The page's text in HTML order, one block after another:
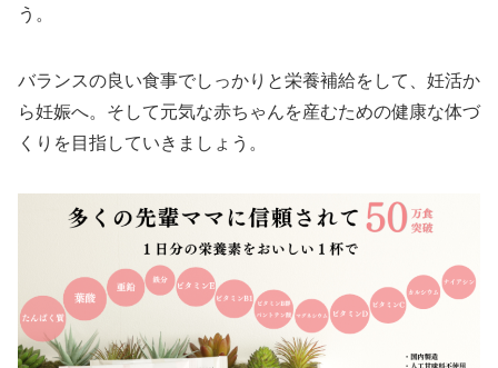
う。
バランスの良い食事でしっかりと栄養補給をして、妊活か
ら妊娠へ。そして元気な赤ちゃんを産むための健康な体づ
くりを目指していきましょう。